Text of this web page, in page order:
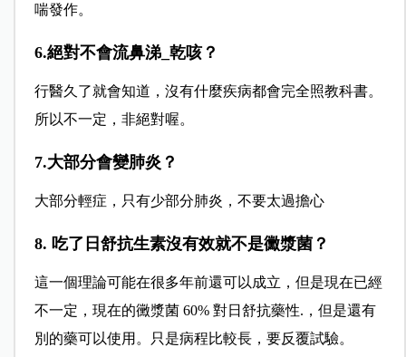
喘發作。
6.絕對不會流鼻涕_乾咳？
行醫久了就會知道，沒有什麼疾病都會完全照教科書。
所以不一定，非絕對喔。
7.大部分會變肺炎？
大部分輕症，只有少部分肺炎，不要太過擔心
8. 吃了日舒抗生素沒有效就不是黴漿菌？
這一個理論可能在很多年前還可以成立，但是現在已經
不一定，現在的黴漿菌 60% 對日舒抗藥性.，但是還有
別的藥可以使用。只是病程比較長，要反覆試驗。